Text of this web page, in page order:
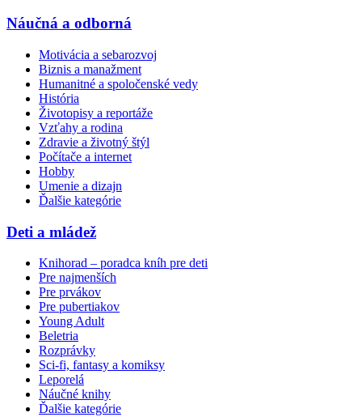
Náučná a odborná
Motivácia a sebarozvoj
Biznis a manažment
Humanitné a spoločenské vedy
História
Životopisy a reportáže
Vzťahy a rodina
Zdravie a životný štýl
Počítače a internet
Hobby
Umenie a dizajn
Ďalšie kategórie
Deti a mládež
Knihorad – poradca kníh pre deti
Pre najmenších
Pre prvákov
Pre pubertiakov
Young Adult
Beletria
Rozprávky
Sci-fi, fantasy a komiksy
Leporelá
Náučné knihy
Ďalšie kategórie